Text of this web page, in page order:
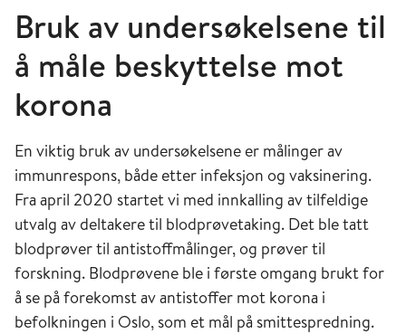
Bruk av undersøkelsene til
å måle beskyttelse mot
korona
En viktig bruk av undersøkelsene er målinger av
immunrespons, både etter infeksjon og vaksinering.
Fra april 2020 startet vi med innkalling av tilfeldige
utvalg av deltakere til blodprøvetaking. Det ble tatt
blodprøver til antistoffmålinger, og prøver til
forskning. Blodprøvene ble i første omgang brukt for
å se på forekomst av antistoffer mot korona i
befolkningen i Oslo, som et mål på smittespredning.